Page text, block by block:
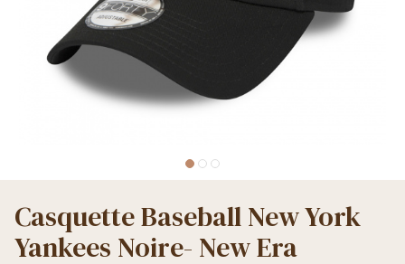
Casquette Baseball New York
Yankees Noire- New Era